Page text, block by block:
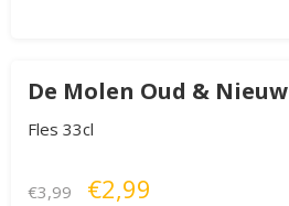
De Molen Oud & Nieuw
Fles 33cl
€3,99 €2,99